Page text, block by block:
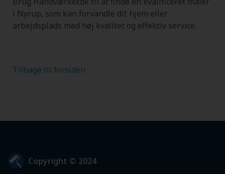
i Nyrup, som kan forvandle dit hjem eller
arbejdsplads med høj kvalitet og effektiv service.
Tilbage til forsiden
Copyright © 2024